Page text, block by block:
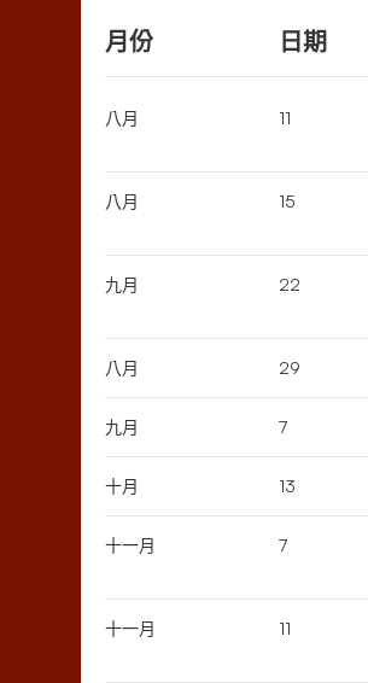
月份 日期
八月 11
八月 15
九月 22
八月 29
九月 7
十月 13
十一月 7
十一月 11